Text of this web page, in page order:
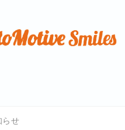
らせ